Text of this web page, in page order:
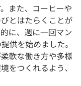
また、コーヒーや
とはたらくことが
に、週に一回マン
供を始めました。
軟な働き方や多様
をつくれるよう、